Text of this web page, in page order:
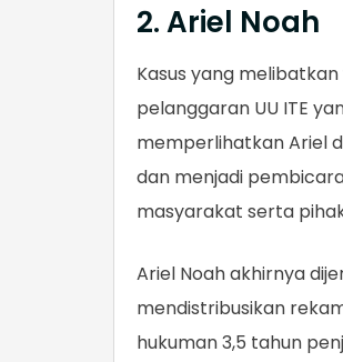
2. Ariel Noah
Kasus yang
pelanggaran UU ITE
memperlihatkan Ariel
dan menjadi
masyarakat serta
Ariel Noah akhirnya
mendistribusikan
hukuman 3,5 tahun